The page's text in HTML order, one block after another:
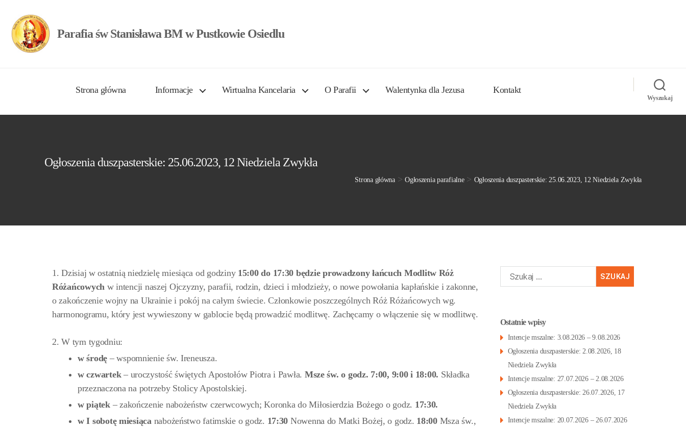
Parafia św Stanisława BM w Pustkowie Osiedlu
Strona główna Informacje Wirtualna Kancelaria O Parafii Walentynka dla Jezusa Kontakt
Wyszukaj
Ogłoszenia duszpasterskie: 25.06.2023, 12 Niedziela Zwykła
Strona główna>Ogłoszenia parafialne> Ogłoszenia duszpasterskie: 25.06.2023, 12 Niedziela Zwykła
1. Dzisiaj w ostatnią niedzielę miesiąca od godziny 15:00 do 17:30 będzie prowadzony łańcuch Modlitw Róż
Różańcowych w intencji naszej Ojczyzny, parafii, rodzin, dzieci i młodzieży, o nowe powołania kapłańskie i zakonne,
o zakończenie wojny na Ukrainie i pokój na całym świecie. Członkowie poszczególnych Róż Różańcowych wg.
harmonogramu, który jest wywieszony w gablocie będą prowadzić modlitwę. Zachęcamy o włączenie się w modlitwę.
2. W tym tygodniu:
w środę – wspomnienie św. Ireneusza.
w czwartek– uroczystość świętych Apostołów Piotra i Pawła. Msze św. o godz. 7:00, 9:00 i 18:00. Składka
przeznaczona na potrzeby Stolicy Apostolskiej.
w piątek– zakończenie nabożeństw czerwcowych; Koronka do Miłosierdzia Bożego o godz. 17:30.
w I sobotę miesiącanabożeństwo fatimskie o godz. 17:30 Nowenna do Matki Bożej, o godz. 18:00 Msza św.,
Szukaj:
Ostatnie wpisy
Intencje mszalne: 3.08.2026 – 9.08.2026
Ogłoszenia duszpasterskie: 2.08.2026, 18
Niedziela Zwykła
Intencje mszalne: 27.07.2026 – 2.08.2026
Ogłoszenia duszpasterskie: 26.07.2026, 17
Niedziela Zwykła
Intencje mszalne: 20.07.2026 – 26.07.2026